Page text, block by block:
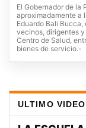
El Gobernador de la
aproximadamente a
Eduardo Bali
vecinos, dirigentes
Centro de Salud,
bienes de servicio.-
ULTIMO VIDEO